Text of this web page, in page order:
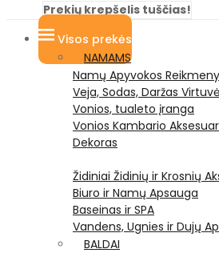
Prekių krepšelis tuščias!
Visos prekės
NAMAMS
Namų Apyvokos
Veja, Sodas, Daržas
Vonios, tualeto įranga
Vonios Kambario
Dekoras
Židiniai Židinių ir Krosnių
Biuro ir Namų Apsauga
Baseinas ir SPA
Vandens, Ugnies ir Dujų
BALDAI